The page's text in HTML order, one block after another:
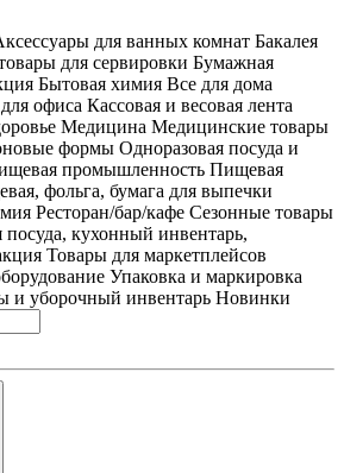
для ванных комнат Бакалея
для сервировки Бумажная
Бытовая химия Все для дома
офиса Кассовая и весовая лента
Медицина Медицинские товары
формы Одноразовая посуда и
промышленность Пищевая
фольга, бумага для выпечки
Ресторан/бар/кафе Сезонные товары
посуда, кухонный инвентарь,
Товары для маркетплейсов
Упаковка и маркировка
и уборочный инвентарь Новинки